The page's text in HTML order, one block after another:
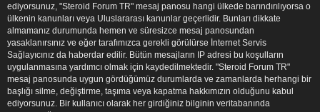
ediyorsunuz, "Steroid Forum TR" mesaj panosu hangi ülkede barındırılıyorsa o
ülkenin kanunları veya Uluslararası kanunlar geçerlidir. Bunları dikkate
almamanız durumunda hemen ve süresizce mesaj panosundan
yasaklanırsınız ve eğer tarafımızca gerekli görülürse İnternet Servis
Sağlayıcınız da haberdar edilir. Bütün mesajların IP adresi bu koşulların
uygulanmasına yardımcı olmak için kaydedilmektedir. "Steroid Forum TR"
mesaj panosunda uygun gördüğümüz durumlarda ve zamanlarda herhangi bir
başlığı silme, değiştirme, taşıma veya kapatma hakkımızın olduğunu kabul
ediyorsunuz. Bir kullanıcı olarak her girdiğiniz bilginin veritabanında